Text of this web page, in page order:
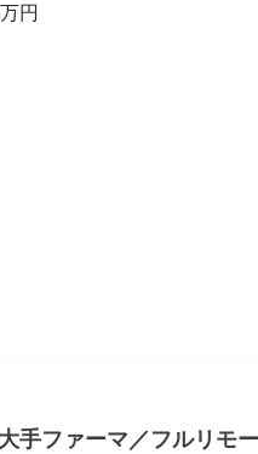
円
手ファーマ／フルリモ